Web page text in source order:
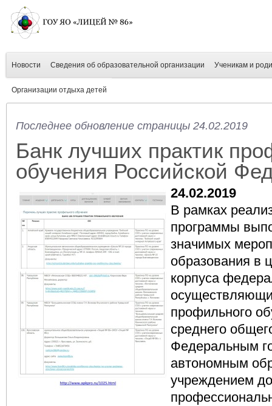
Новости Сведения об образовательной организации Ученикам и
Организации отдыха детей
Последнее обновление страницы 24.02.2019
Банк лучших практик
обучения Российской
24.02.2019
В рамках
программы
значимых
образования в
корпуса
профильного
среднего
Федеральным
автономным
учреждением